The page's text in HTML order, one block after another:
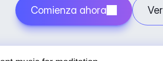
Comienza ahora